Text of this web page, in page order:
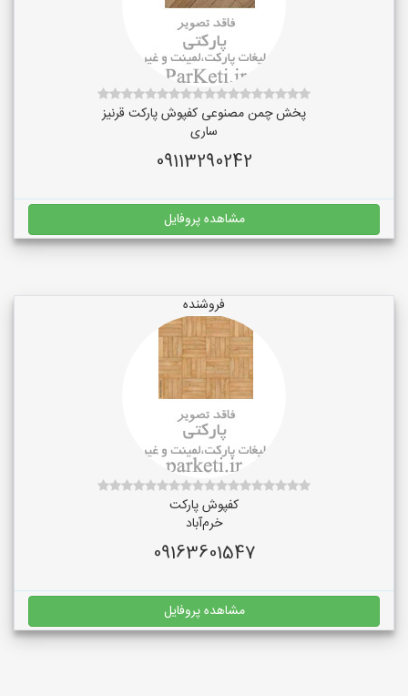
پخش چمن مصنوعی کفپوش پارکت قرنیز
ساری
09113290242
مشاهده پروفایل
فروشنده
کفپوش پارکت
خرم‌آباد
09163601547
مشاهده پروفایل